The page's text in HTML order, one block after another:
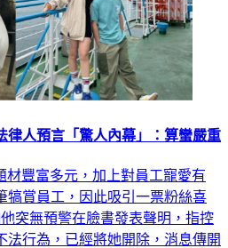
律人預言「驚人內幕」：算蠻嚴重
材豐富多元，加上對員工寵愛有
犒賞員工，因此吸引一票粉絲喜
突無預警在臉書發表聲明，指控
法行為，已經將她開除，消息傳開